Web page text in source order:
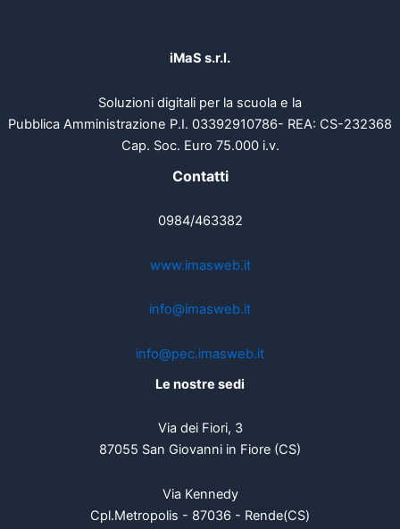
iMaS s.r.l.
Soluzioni digitali per la scuola e la
Pubblica Amministrazione P.I. 03392910786- REA: CS-232368
Cap. Soc. Euro 75.000 i.v.
Contatti
0984/463382
www.imasweb.it
info@imasweb.it
info@pec.imasweb.it
Le nostre sedi
Via dei Fiori, 3
87055 San Giovanni in Fiore (CS)
Via Kennedy
Cpl.Metropolis - 87036 - Rende(CS)